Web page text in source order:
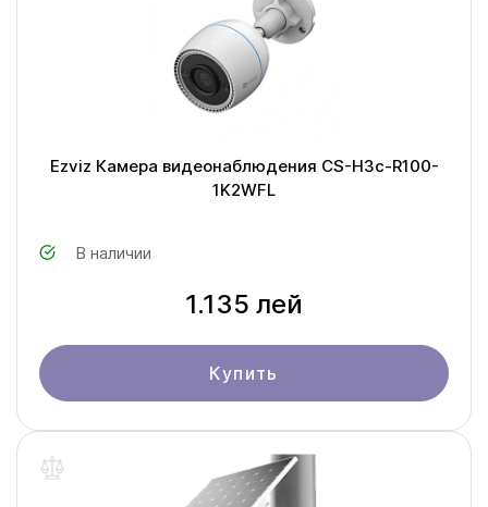
Ezviz Камера видеонаблюдения CS-H3c-R100-
1K2WFL
В наличии
1.135 лей
Купить